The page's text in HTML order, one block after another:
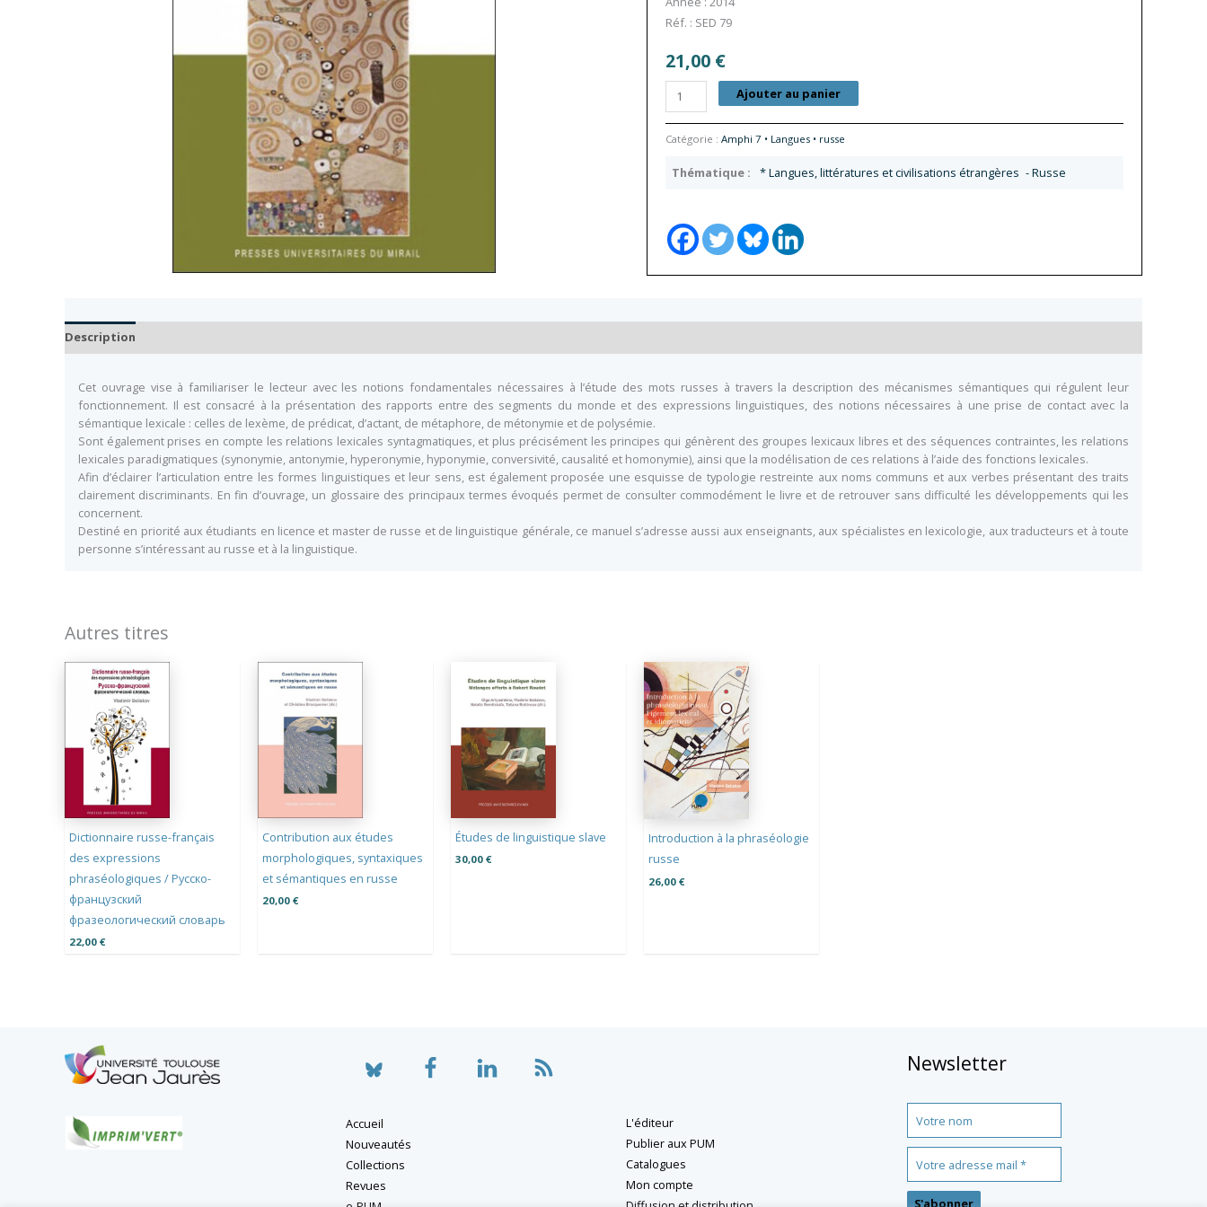
Réf. : SED 79
21,00 €
quantité
de
la
à
la
sémantique
Ajouter au panier
Catégorie : Amphi 7 • Langues • russe
* Langues, littératures et civilisations étrangères - Russe
Description
Cet ouvrage vise à familiariser le lecteur avec les notions fondamentales nécessaires à l’étude des mots russes à travers la description des mécanismes sémantiques qui régulent leur
fonctionnement. Il est consacré à la présentation des rapports entre des segments du monde et des expressions linguistiques, des notions nécessaires à une prise de contact avec la
sémantique lexicale : celles de lexème, de prédicat, d’actant, de métaphore, de métonymie et de polysémie.
Sont également prises en compte les relations lexicales syntagmatiques, et plus précisément les principes qui génèrent des groupes lexicaux libres et des séquences contraintes, les relations
lexicales paradigmatiques (synonymie, antonymie, hyperonymie, hyponymie, conversivité, causalité et homonymie), ainsi que la modélisation de ces relations à l’aide des fonctions lexicales.
Afin d’éclairer l’articulation entre les formes linguistiques et leur sens, est également proposée une esquisse de typologie restreinte aux noms communs et aux verbes présentant des traits
clairement discriminants. En fin d’ouvrage, un glossaire des principaux termes évoqués permet de consulter commodément le livre et de retrouver sans difficulté les développements qui les
concernent.
Destiné en priorité aux étudiants en licence et master de russe et de linguistique générale, ce manuel s’adresse aussi aux enseignants, aux spécialistes en lexicologie, aux traducteurs et à toute
personne s’intéressant au russe et à la linguistique.
Autres titres
Dictionnaire russe-français
des expressions
phraséologiques / Pyccкo-
фpaнцузcкий
фpaзeoлoгичecкий cлoвapь
22,00 €
Contribution aux études
morphologiques, syntaxiques
et sémantiques en russe
20,00 €
Études de linguistique slave
30,00 €
Introduction à la phraséologie
russe
26,00 €
Accueil
Nouveautés
Collections
Revues
L'éditeur
Publier aux PUM
Catalogues
Mon compte
Newsletter